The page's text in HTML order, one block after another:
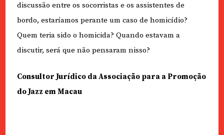
discussão entre os socorristas e os assistentes de
bordo, estaríamos perante um caso de homicídio?
Quem teria sido o homicida? Quando estavam a
discutir, será que não pensaram nisso?
Consultor Jurídico da Associação para a Promoção
do Jazz em Macau